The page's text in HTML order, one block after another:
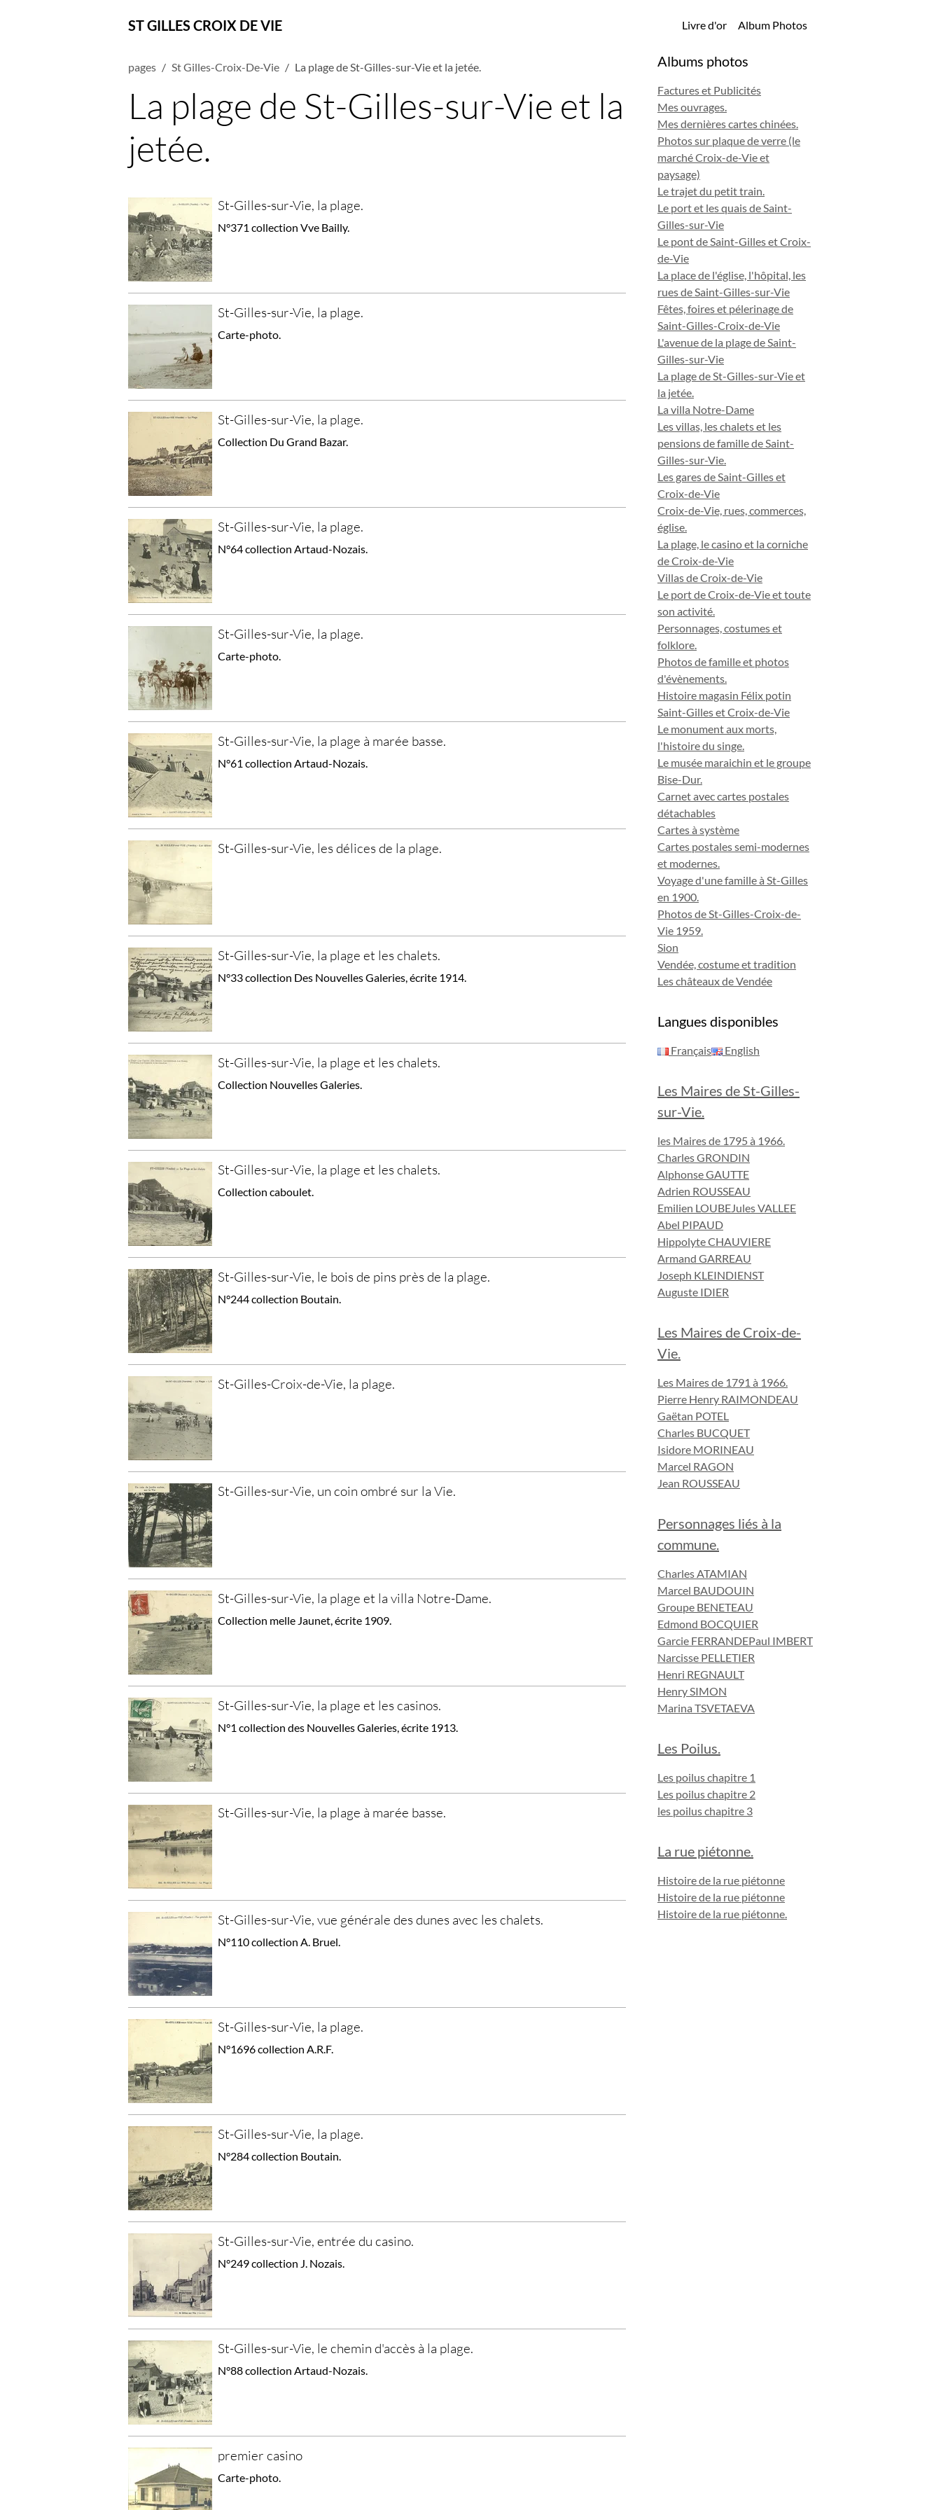
ST GILLES CROIX DE VIE Livre d'or Album Photos
pages St Gilles-Croix-De-Vie La plage de St-Gilles-sur-Vie et la jetée.
La plage de St-Gilles-sur-Vie et la
jetée.
St-Gilles-sur-Vie, la plage.
N°371 collection Vve Bailly.
St-Gilles-sur-Vie, la plage.
Carte-photo.
St-Gilles-sur-Vie, la plage.
Collection Du Grand Bazar.
St-Gilles-sur-Vie, la plage.
N°64 collection Artaud-Nozais.
St-Gilles-sur-Vie, la plage.
Carte-photo.
St-Gilles-sur-Vie, la plage à marée basse.
N°61 collection Artaud-Nozais.
St-Gilles-sur-Vie, les délices de la plage.
St-Gilles-sur-Vie, la plage et les chalets.
N°33 collection Des Nouvelles Galeries, écrite 1914.
St-Gilles-sur-Vie, la plage et les chalets.
Collection Nouvelles Galeries.
St-Gilles-sur-Vie, la plage et les chalets.
Collection caboulet.
St-Gilles-sur-Vie, le bois de pins près de la plage.
N°244 collection Boutain.
St-Gilles-Croix-de-Vie, la plage.
St-Gilles-sur-Vie, un coin ombré sur la Vie.
St-Gilles-sur-Vie, la plage et la villa Notre-Dame.
Collection melle Jaunet, écrite 1909.
St-Gilles-sur-Vie, la plage et les casinos.
N°1 collection des Nouvelles Galeries, écrite 1913.
St-Gilles-sur-Vie, la plage à marée basse.
St-Gilles-sur-Vie, vue générale des dunes avec les chalets.
N°110 collection A. Bruel.
St-Gilles-sur-Vie, la plage.
N°1696 collection A.R.F.
St-Gilles-sur-Vie, la plage.
N°284 collection Boutain.
St-Gilles-sur-Vie, entrée du casino.
N°249 collection J. Nozais.
St-Gilles-sur-Vie, le chemin d'accès à la plage.
N°88 collection Artaud-Nozais.
premier casino
Carte-photo.
Albums photos
Factures et Publicités
Mes ouvrages.
Mes dernières cartes chinées.
Photos sur plaque de verre (le
marché Croix-de-Vie et
paysage)
Le trajet du petit train.
Le port et les quais de Saint-
Gilles-sur-Vie
Le pont de Saint-Gilles et Croix-
de-Vie
La place de l'église, l'hôpital, les
rues de Saint-Gilles-sur-Vie
Fêtes, foires et pélerinage de
Saint-Gilles-Croix-de-Vie
L'avenue de la plage de Saint-
Gilles-sur-Vie
La plage de St-Gilles-sur-Vie et
la jetée.
La villa Notre-Dame
Les villas, les chalets et les
pensions de famille de Saint-
Gilles-sur-Vie.
Les gares de Saint-Gilles et
Croix-de-Vie
Croix-de-Vie, rues, commerces,
église.
La plage, le casino et la corniche
de Croix-de-Vie
Villas de Croix-de-Vie
Le port de Croix-de-Vie et toute
son activité.
Personnages, costumes et
folklore.
Photos de famille et photos
d'évènements.
Histoire magasin Félix potin
Saint-Gilles et Croix-de-Vie
Le monument aux morts,
l'histoire du singe.
Le musée maraichin et le groupe
Bise-Dur.
Carnet avec cartes postales
détachables
Cartes à système
Cartes postales semi-modernes
et modernes.
Voyage d'une famille à St-Gilles
en 1900.
Photos de St-Gilles-Croix-de-
Vie 1959.
Sion
Vendée, costume et tradition
Les châteaux de Vendée
Langues disponibles
Français English
Les Maires de St-Gilles-
sur-Vie.
les Maires de 1795 à 1966.
Charles GRONDIN
Alphonse GAUTTE
Adrien ROUSSEAU
Emilien LOUBEJules VALLEE
Abel PIPAUD
Hippolyte CHAUVIERE
Armand GARREAU
Joseph KLEINDIENST
Auguste IDIER
Les Maires de Croix-de-
Vie.
Les Maires de 1791 à 1966.
Pierre Henry RAIMONDEAU
Gaëtan POTEL
Charles BUCQUET
Isidore MORINEAU
Marcel RAGON
Jean ROUSSEAU
Personnages liés à la
commune.
Charles ATAMIAN
Marcel BAUDOUIN
Groupe BENETEAU
Edmond BOCQUIER
Garcie FERRANDEPaul IMBERT
Narcisse PELLETIER
Henri REGNAULT
Henry SIMON
Marina TSVETAEVA
Les Poilus.
Les poilus chapitre 1
Les poilus chapitre 2
les poilus chapitre 3
La rue piétonne.
Histoire de la rue piétonne
Histoire de la rue piétonne
Histoire de la rue piétonne.